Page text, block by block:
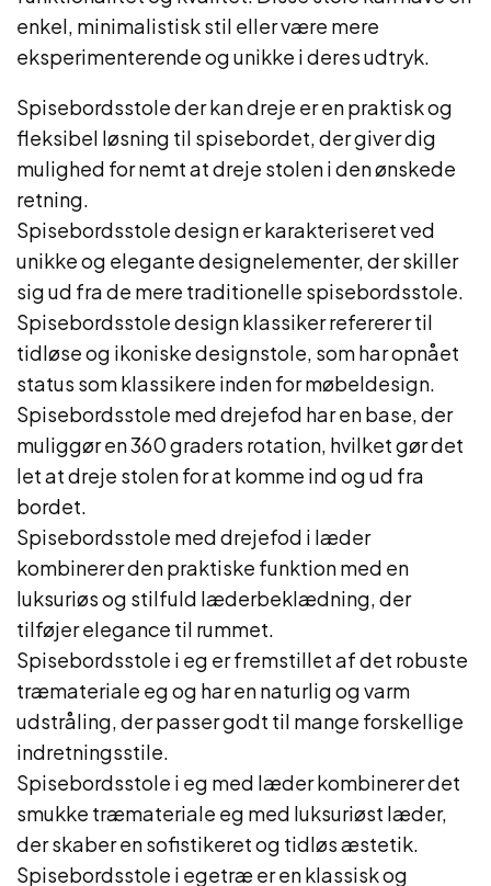
enkel, minimalistisk stil eller være mere
eksperimenterende og unikke i deres udtryk.
Spisebordsstole der kan dreje er en praktisk og
fleksibel løsning til spisebordet, der giver dig
mulighed for nemt at dreje stolen i den ønskede
retning.
Spisebordsstole design er karakteriseret ved
unikke og elegante designelementer, der skiller
sig ud fra de mere traditionelle spisebordsstole.
Spisebordsstole design klassiker refererer til
tidløse og ikoniske designstole, som har opnået
status som klassikere inden for møbeldesign.
Spisebordsstole med drejefod har en base, der
muliggør en 360 graders rotation, hvilket gør det
let at dreje stolen for at komme ind og ud fra
bordet.
Spisebordsstole med drejefod i læder
kombinerer den praktiske funktion med en
luksuriøs og stilfuld læderbeklædning, der
tilføjer elegance til rummet.
Spisebordsstole i eg er fremstillet af det robuste
træmateriale eg og har en naturlig og varm
udstråling, der passer godt til mange forskellige
indretningsstile.
Spisebordsstole i eg med læder kombinerer det
smukke træmateriale eg med luksuriøst læder,
der skaber en sofistikeret og tidløs æstetik.
Spisebordsstole i egetræ er en klassisk og